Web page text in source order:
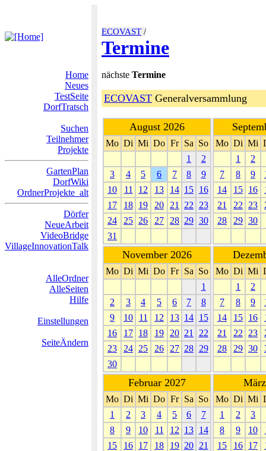
ECOVAST /
Termine
Home
Neues
TestSeite
DorfTratsch
Suchen
Teilnehmer
Projekte
GartenPlan
DorfWiki
OrdnerProjekte_alt
Dörfer
NeueArbeit
VideoBridge
VillageInnovationTalk
AlleOrdner
AlleSeiten
Hilfe
Einstellungen
SeiteÄndern
nächste Termine
ECOVAST Generalversammlung
August 2026
Mo Di Mi Do Fr Sa So
1
2
3
4 5 6 7 8
9
10
11 12 13 14 15 16
17
18 19 20 21 22
23
24
25 26 27 28 29 30
31
Mo Di Mi
1
2
7
8 9
14
15 16
21
22 23
28
29 30
November 2026
Mo Di Mi Do Fr Sa So
1
2
3 4 5 6 7
8
9
10 11 12 13 14 15
16
17 18 19 20 21
22
23
24 25 26 27 28 29
30
Mo Di Mi
1
2
7
8 9
14
15 16
21
22 23
28
29 30
Februar 2027
Mo Di Mi Do Fr Sa So
1
2 3 4 5 6
7
8
9 10 11 12 13 14
15
16 17 18 19 20 21
Mo Di Mi
1
2
3
8
9 10
15
16 17